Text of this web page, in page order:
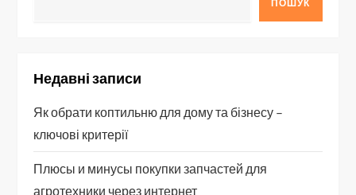
ПОШУК
Недавні записи
Як обрати коптильню для дому та бізнесу –
ключові критерії
Плюсы и минусы покупки запчастей для
агротехники через интернет